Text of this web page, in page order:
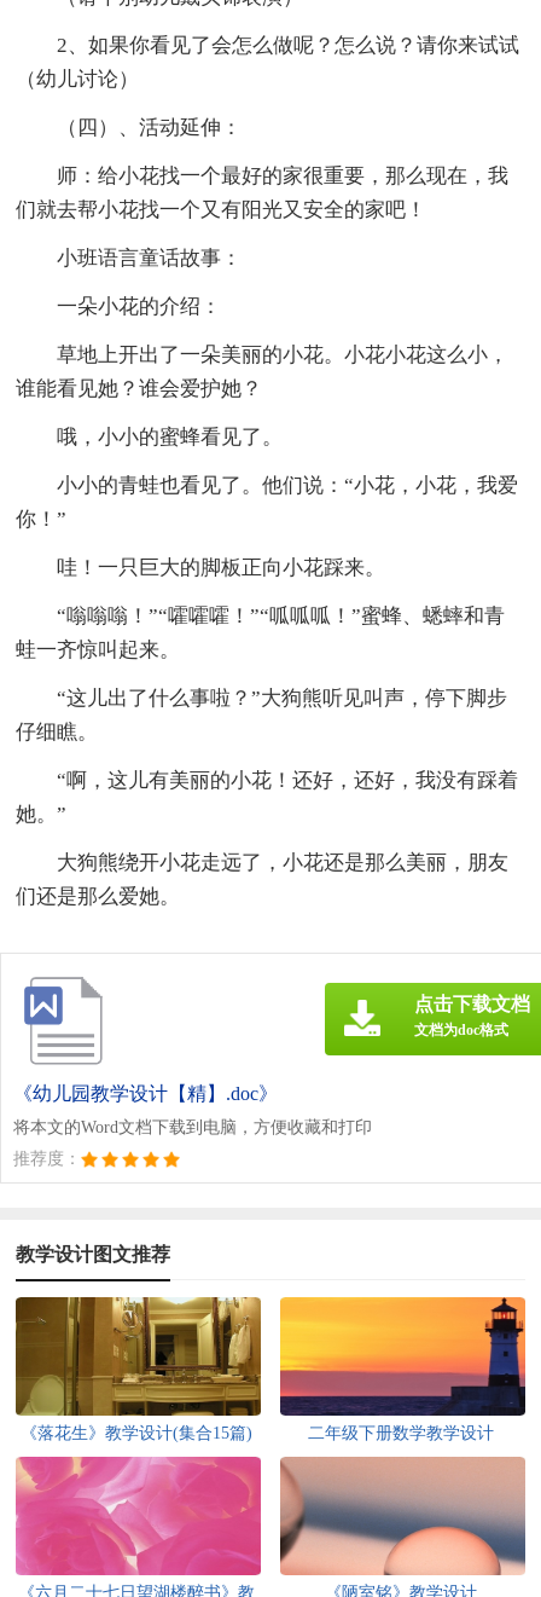
2、如果你看见了会怎么做呢？怎么说？请你来试试
（幼儿讨论）
（四）、活动延伸：
师：给小花找一个最好的家很重要，那么现在，我
们就去帮小花找一个又有阳光又安全的家吧！
小班语言童话故事：
一朵小花的介绍：
草地上开出了一朵美丽的小花。小花小花这么小，
谁能看见她？谁会爱护她？
哦，小小的蜜蜂看见了。
小小的青蛙也看见了。他们说：“小花，小花，我爱
你！”
哇！一只巨大的脚板正向小花踩来。
“嗡嗡嗡！”“嚯嚯嚯！”“呱呱呱！”蜜蜂、蟋蟀和青
蛙一齐惊叫起来。
“这儿出了什么事啦？”大狗熊听见叫声，停下脚步
仔细瞧。
“啊，这儿有美丽的小花！还好，还好，我没有踩着
她。”
大狗熊绕开小花走远了，小花还是那么美丽，朋友
们还是那么爱她。
《幼儿园教学设计【精】.doc》
将本文的Word文档下载到电脑，方便收藏和打印
推荐度：
点击下载文档
文档为doc格式
教学设计图文推荐
《落花生》教学设计(集合15篇) 二年级下册数学教学设计
《六月二十七日望湖楼醉书》教 《陋室铭》教学设计